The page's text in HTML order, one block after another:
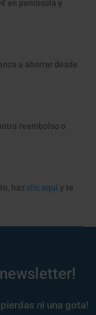
en península y
a ahorrar desde
reembolso o
haz clic aquíy te
ni una gota!